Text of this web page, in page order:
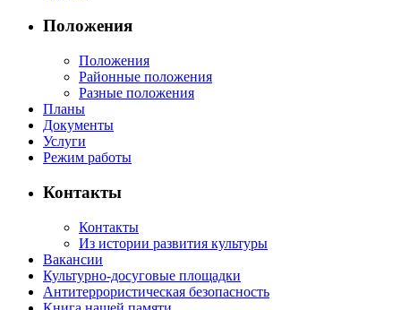
Положения
Положения
Районные положения
Разные положения
Планы
Документы
Услуги
Режим работы
Контакты
Контакты
Из истории развития культуры
Вакансии
Культурно-досуговые площадки
Антитеррористическая безопасность